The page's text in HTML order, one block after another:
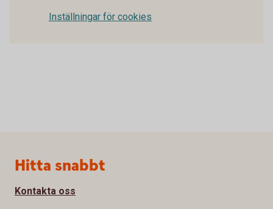
Inställningar för cookies
Sidfot
Hitta snabbt
Kontakta oss